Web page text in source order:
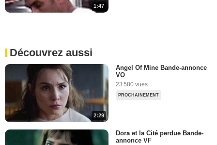
1:47
Découvrez aussi
2:29
Angel Of Mine Bande-annonce
VO
23 580 vues
PROCHAINEMENT
Dora et la Cité perdue Bande-
annonce VF